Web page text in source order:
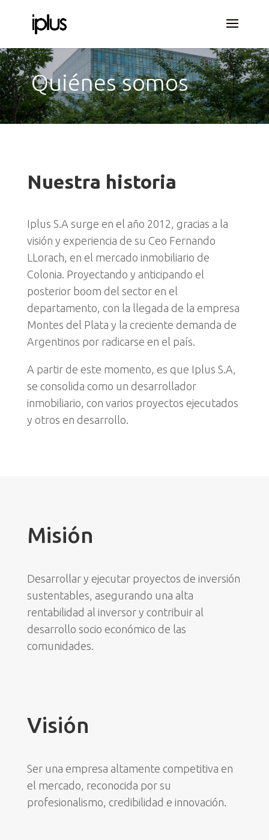
Quiénes somos
Nuestra historia
Iplus S.A surge en el año 2012, gracias a la
visión y experiencia de su Ceo Fernando
LLorach, en el mercado inmobiliario de
Colonia. Proyectando y anticipando el
posterior boom del sector en el
departamento, con la llegada de la empresa
Montes del Plata y la creciente demanda de
Argentinos por radicarse en el país.
A partir de este momento, es que Iplus S.A,
se consolida como un desarrollador
inmobiliario, con varios proyectos ejecutados
y otros en desarrollo.
Misión
Desarrollar y ejecutar proyectos de inversión
sustentables, asegurando una alta
rentabilidad al inversor y contribuir al
desarrollo socio económico de las
comunidades.
Visión
Ser una empresa altamente competitiva en
el mercado, reconocida por su
profesionalismo, credibilidad e innovación.